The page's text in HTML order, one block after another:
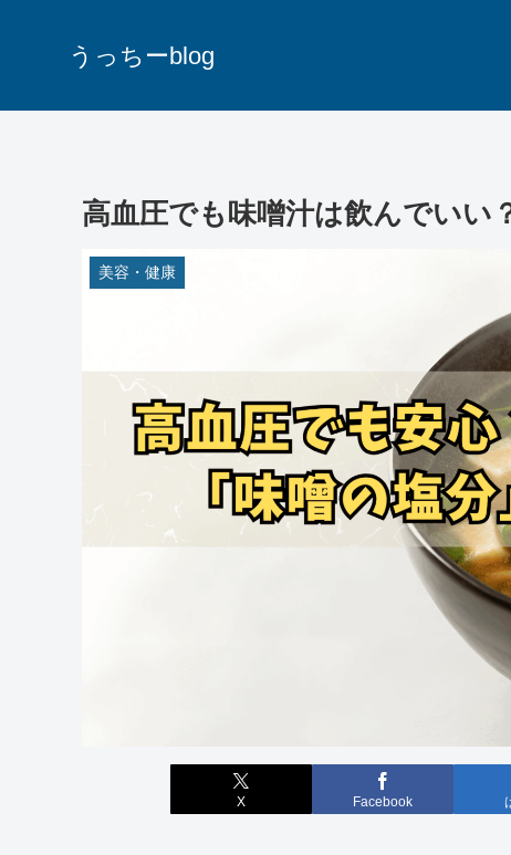
うっちーblog
高血圧でも味噌汁は飲んでいい
美容・健康
X Facebook